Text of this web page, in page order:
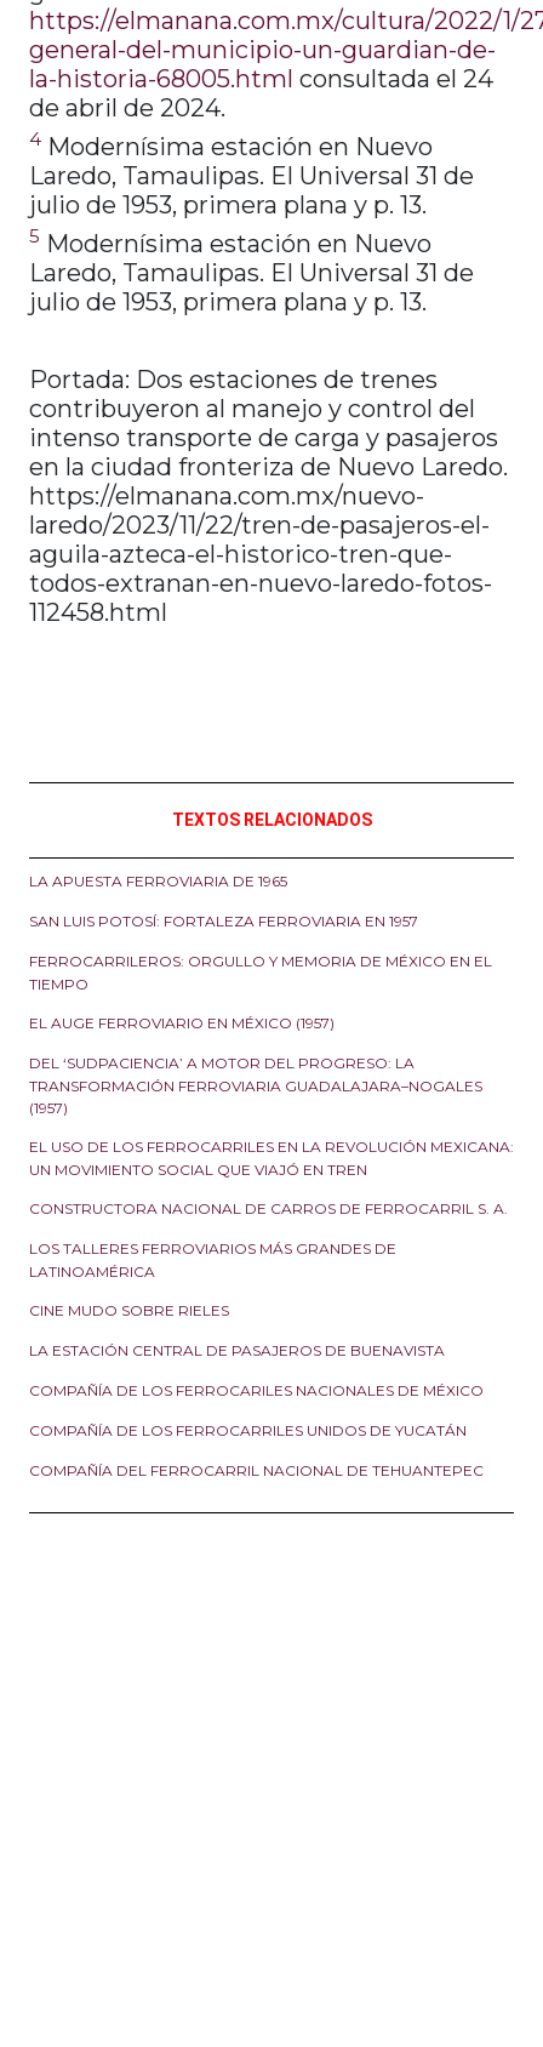
https://elmanana.com.mx/cultura/2022/1/
general-del-municipio-un-guardian-de-
la-historia-68005.html consultada el 24
de abril de 2024.
4 Modernísima estación en Nuevo
Laredo, Tamaulipas. El Universal 31 de
julio de 1953, primera plana y p. 13.
5 Modernísima estación en Nuevo
Laredo, Tamaulipas. El Universal 31 de
julio de 1953, primera plana y p. 13.
Portada: Dos estaciones de trenes
contribuyeron al manejo y control del
intenso transporte de carga y pasajeros
en la ciudad fronteriza de Nuevo Laredo.
https://elmanana.com.mx/nuevo-
laredo/2023/11/22/tren-de-pasajeros-el-
aguila-azteca-el-historico-tren-que-
todos-extranan-en-nuevo-laredo-fotos-
112458.html
TEXTOS RELACIONADOS
LA APUESTA FERROVIARIA DE 1965
SAN LUIS POTOSÍ: FORTALEZA FERROVIARIA EN 1957
FERROCARRILEROS: ORGULLO Y MEMORIA DE MÉXICO EN EL
TIEMPO
EL AUGE FERROVIARIO EN MÉXICO (1957)
DEL ‘SUDPACIENCIA’ A MOTOR DEL PROGRESO: LA
TRANSFORMACIÓN FERROVIARIA GUADALAJARA–NOGALES
(1957)
EL USO DE LOS FERROCARRILES EN LA REVOLUCIÓN MEXICANA:
UN MOVIMIENTO SOCIAL QUE VIAJÓ EN TREN
CONSTRUCTORA NACIONAL DE CARROS DE FERROCARRIL S. A.
LOS TALLERES FERROVIARIOS MÁS GRANDES DE
LATINOAMÉRICA
CINE MUDO SOBRE RIELES
LA ESTACIÓN CENTRAL DE PASAJEROS DE BUENAVISTA
COMPAÑÍA DE LOS FERROCARILES NACIONALES DE MÉXICO
COMPAÑÍA DE LOS FERROCARRILES UNIDOS DE YUCATÁN
COMPAÑÍA DEL FERROCARRIL NACIONAL DE TEHUANTEPEC